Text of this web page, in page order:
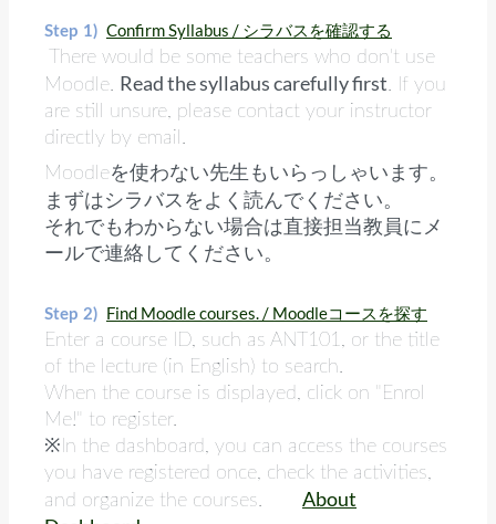
Step 1) Confirm Syllabus / シラバスを確認する
There would be some teachers who don't use
Moodle. Read the syllabus carefully first . If you
are still unsure, please contact your instructor
directly by email.
Moodleを使わない先生もいらっしゃいます。
まずはシラバスをよく読んでください。
それでもわからない場合は直接担当教員にメ
ールで連絡してください。
Step 2) Find Moodle courses. / Moodleコースを探す
Enter a course ID, such as ANT101, or the title
of the lecture (in English) to search.
When the course is displayed, click on "Enrol
Me!" to register.
※In the dashboard, you can access the courses
you have registered once, check the activities,
and organize the courses. About